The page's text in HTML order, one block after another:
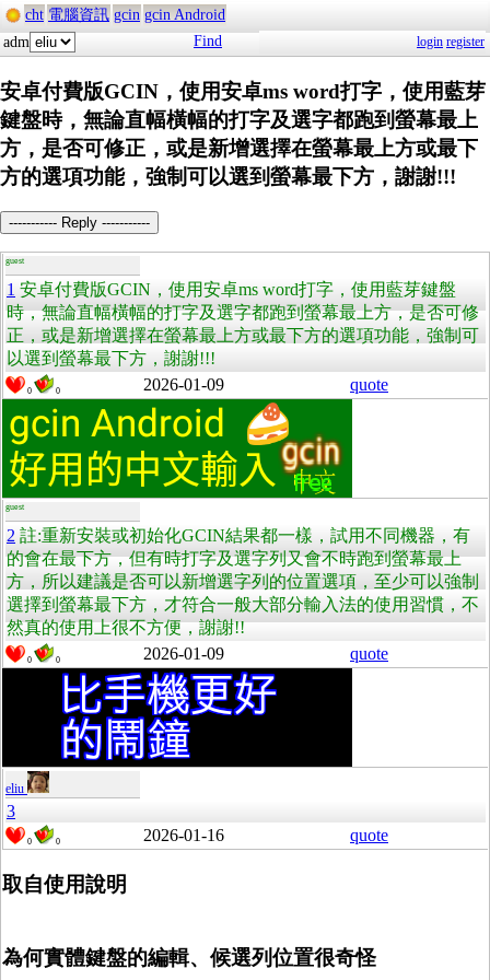
cht 電腦資訊 gcin gcin Android
adm
Find login register
安卓付費版GCIN，使用安卓ms word打字，使用藍芽
鍵盤時，無論直幅橫幅的打字及選字都跑到螢幕最上
方，是否可修正，或是新增選擇在螢幕最上方或最下
方的選項功能，強制可以選到螢幕最下方，謝謝!!!
----------- Reply -----------
guest
1 安卓付費版GCIN，使用安卓ms word打字，使用藍芽鍵盤
時，無論直幅橫幅的打字及選字都跑到螢幕最上方，是否可修
正，或是新增選擇在螢幕最上方或最下方的選項功能，強制可
以選到螢幕最下方，謝謝!!!
0 0 2026-01-09 quote
guest
2 註:重新安裝或初始化GCIN結果都一樣，試用不同機器，有
的會在最下方，但有時打字及選字列又會不時跑到螢幕最上
方，所以建議是否可以新增選字列的位置選項，至少可以強制
選擇到螢幕最下方，才符合一般大部分輸入法的使用習慣，不
然真的使用上很不方便，謝謝!!
0 0 2026-01-09 quote
eliu
3
0 0 2026-01-16 quote
取自使用說明
為何實體鍵盤的編輯、候選列位置很奇怪